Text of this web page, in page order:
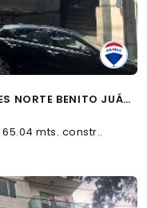
DEPARTAMENTO EN RENTA PORTALES NORTE BENITO JUÁREZ - (34)
65.04 mts. constr..